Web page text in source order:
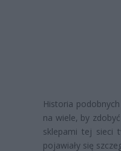
Historia
na wiele, by
sklepami tej sieci
pojawiały się